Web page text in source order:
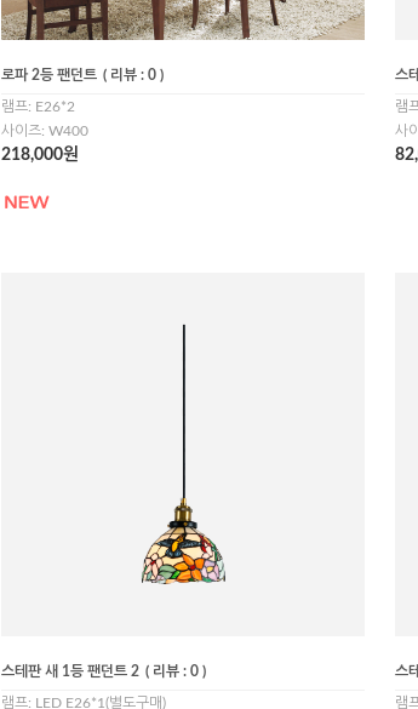
로파 2등 팬던트 ( 리뷰 : 0 )
램프: E26*2
사이즈: W400
218,000원
스
램
사
스테판 새 1등 팬던트 2 ( 리뷰 : 0 )
램프: LED E26*1(별도구매)
스
램